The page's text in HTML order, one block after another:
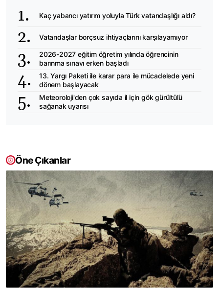
Kaç yabancı yatırım yoluyla Türk vatandaşlığı aldı?
Vatandaşlar borçsuz ihtiyaçlarını karşılayamıyor
2026-2027 eğitim öğretim yılında öğrencinin
barınma sınavı erken başladı
13. Yargı Paketi ile karar para ile mücadelede yeni
dönem başlayacak
Meteoroloji'den çok sayıda il için gök gürültülü
sağanak uyarısı
Öne Çıkanlar